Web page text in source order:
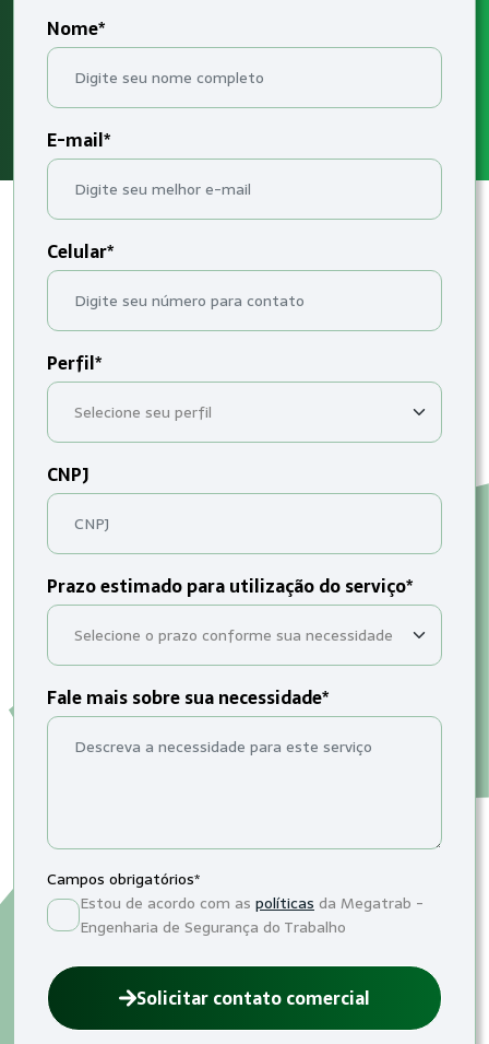
Nome*
E-mail*
Celular*
Perfil*
CNPJ
Prazo estimado para utilização do serviço*
Fale mais sobre sua necessidade*
Campos obrigatórios*
Estou de acordo com as políticas da Megatrab -
Engenharia de Segurança do Trabalho
Solicitar contato comercial